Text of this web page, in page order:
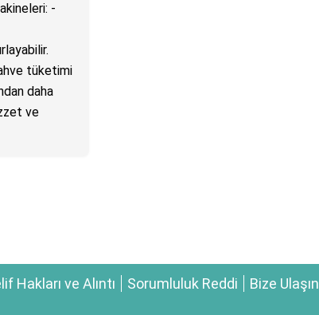
-
tüketimi
daha
ve
Hakları ve Alıntı Sorumluluk Reddi Bize Ulaşın